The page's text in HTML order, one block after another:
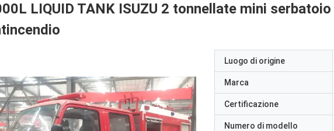
LIQUID TANK ISUZU 2 tonnellate mini
Luogo di origine
Marca
Certificazione
Numero di modello